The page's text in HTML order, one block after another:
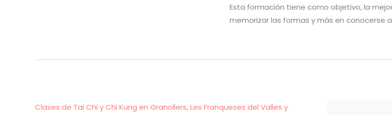
Esta formación tiene como objetivo, la
memorizar las formas y más en conocerse
Clases de Tai Chi y Chi Kung en Granollers, Les Franqueses del Valles y